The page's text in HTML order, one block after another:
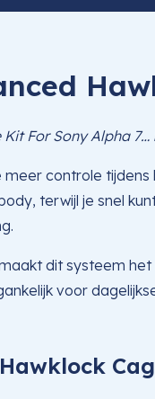
For Sony Alpha
controle
terwijl je snel
dit systeem
voor